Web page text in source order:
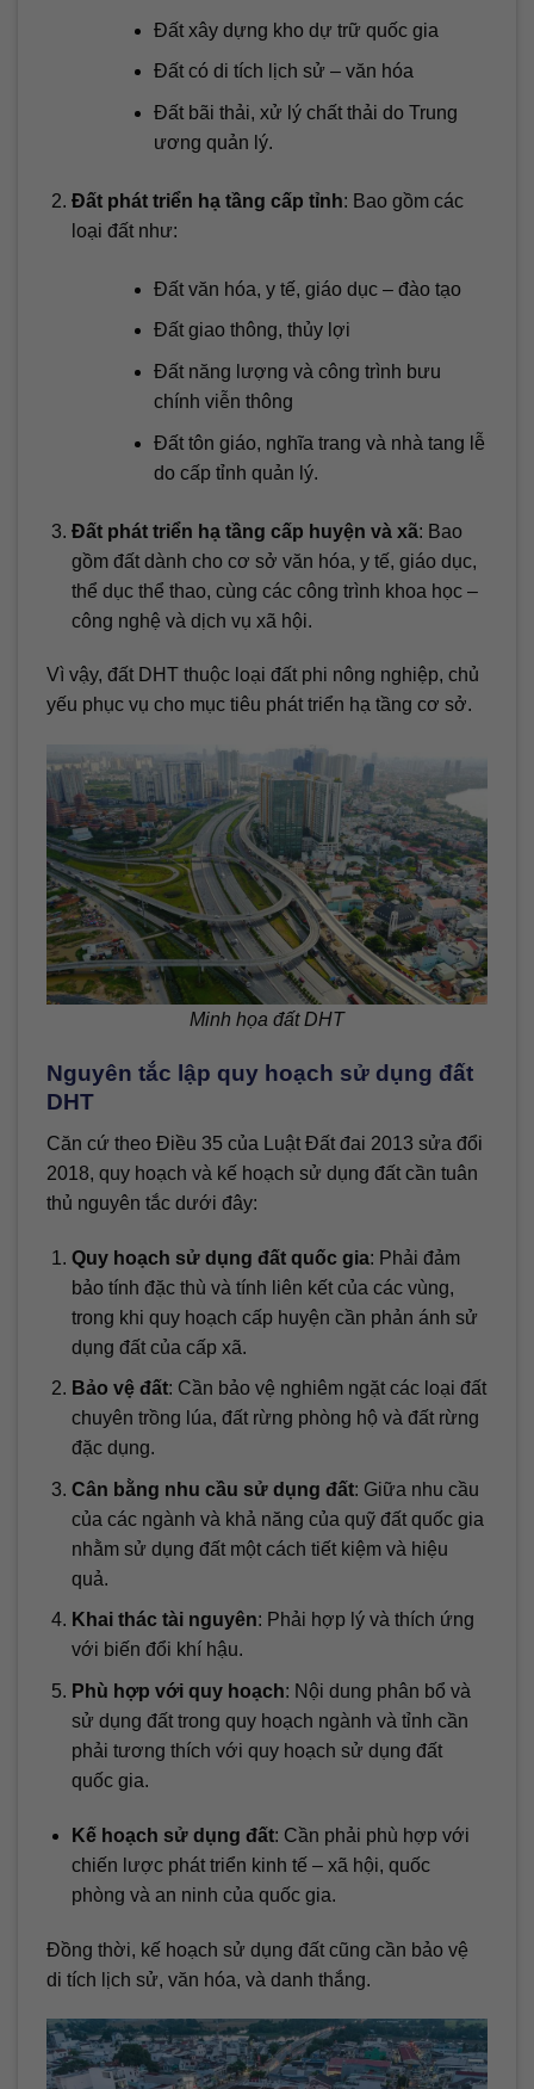
Đất xây dựng kho dự trữ quốc gia
Đất có di tích lịch sử – văn hóa
Đất bãi thải, xử lý chất thải do Trung
ương quản lý.
Đất phát triển hạ tầng cấp tỉnh: Bao gồm các
loại đất như:
Đất văn hóa, y tế, giáo dục – đào tạo
Đất giao thông, thủy lợi
Đất năng lượng và công trình bưu
chính viễn thông
Đất tôn giáo, nghĩa trang và nhà tang lễ
do cấp tỉnh quản lý.
Đất phát triển hạ tầng cấp huyện và xã: Bao
gồm đất dành cho cơ sở văn hóa, y tế, giáo dục,
thể dục thể thao, cùng các công trình khoa học –
công nghệ và dịch vụ xã hội.
Vì vậy, đất DHT thuộc loại đất phi nông nghiệp, chủ
yếu phục vụ cho mục tiêu phát triển hạ tầng cơ sở.
Minh họa đất DHT
Nguyên tắc lập quy hoạch sử dụng đất
DHT
Căn cứ theo Điều 35 của Luật Đất đai 2013 sửa đổi
2018, quy hoạch và kế hoạch sử dụng đất cần tuân
thủ nguyên tắc dưới đây:
Quy hoạch sử dụng đất quốc gia: Phải đảm
bảo tính đặc thù và tính liên kết của các vùng,
trong khi quy hoạch cấp huyện cần phản ánh sử
dụng đất của cấp xã.
Bảo vệ đất: Cần bảo vệ nghiêm ngặt các loại đất
chuyên trồng lúa, đất rừng phòng hộ và đất rừng
đặc dụng.
Cân bằng nhu cầu sử dụng đất: Giữa nhu cầu
của các ngành và khả năng của quỹ đất quốc gia
nhằm sử dụng đất một cách tiết kiệm và hiệu
quả.
Khai thác tài nguyên: Phải hợp lý và thích ứng
với biến đổi khí hậu.
Phù hợp với quy hoạch: Nội dung phân bổ và
sử dụng đất trong quy hoạch ngành và tỉnh cần
phải tương thích với quy hoạch sử dụng đất
quốc gia.
Kế hoạch sử dụng đất: Cần phải phù hợp với
chiến lược phát triển kinh tế – xã hội, quốc
phòng và an ninh của quốc gia.
Đồng thời, kế hoạch sử dụng đất cũng cần bảo vệ
di tích lịch sử, văn hóa, và danh thắng.